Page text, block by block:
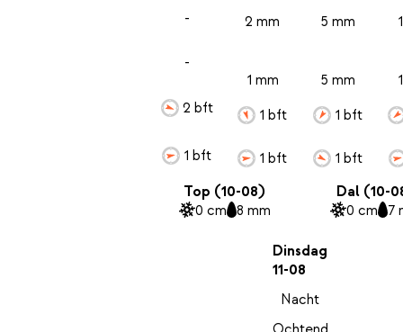
-
-
2 bft
1 bft
2 mm
1 mm
1 bft
1 bft
5 mm
5 mm
1 bft
1 bft
Top (10-08)
0 cm 8 mm
Dal (10-
0 cm 7
Dinsdag
11-08
Nacht